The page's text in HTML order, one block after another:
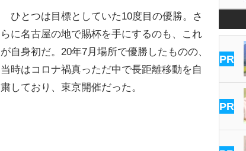
ひとつは目標としていた10度目の優勝。さ
らに名古屋の地で賜杯を手にするのも、これ
が自身初だ。20年7月場所で優勝したものの、
当時はコロナ禍真っただ中で長距離移動を自
粛しており、東京開催だった。
PR
PR